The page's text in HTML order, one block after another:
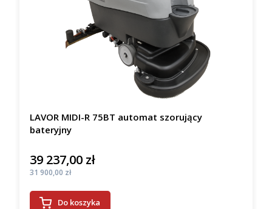
LAVOR MIDI-R 75BT automat szorujący
bateryjny
Cena
39 237,00 zł
Cena
31 900,00 zł
Do koszyka